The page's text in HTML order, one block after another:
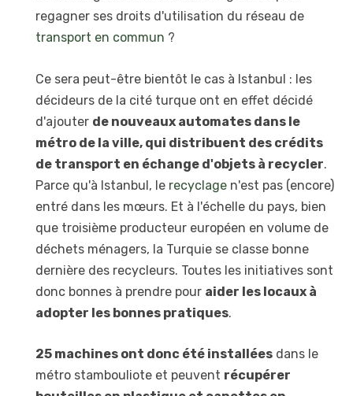
regagner ses droits d'utilisation du réseau de
transport en commun ?
Ce sera peut-être bientôt le cas à Istanbul : les
décideurs de la cité turque ont en effet décidé
d'ajouter de nouveaux automates dans le
métro de la ville, qui distribuent des crédits
de transport en échange d'objets à recycler.
Parce qu'à Istanbul, le recyclage n'est pas (encore)
entré dans les mœurs. Et à l'échelle du pays, bien
que troisième producteur européen en volume de
déchets ménagers, la Turquie se classe bonne
dernière des recycleurs. Toutes les initiatives sont
donc bonnes à prendre pour aider les locaux à
adopter les bonnes pratiques.
25 machines ont donc été installées dans le
métro stambouliote et peuvent récupérer